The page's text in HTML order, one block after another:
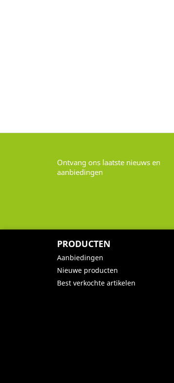
Ontvang ons laatste nieuws en
aanbiedingen
PRODUCTEN
Aanbiedingen
Nieuwe producten
Best verkochte artikelen